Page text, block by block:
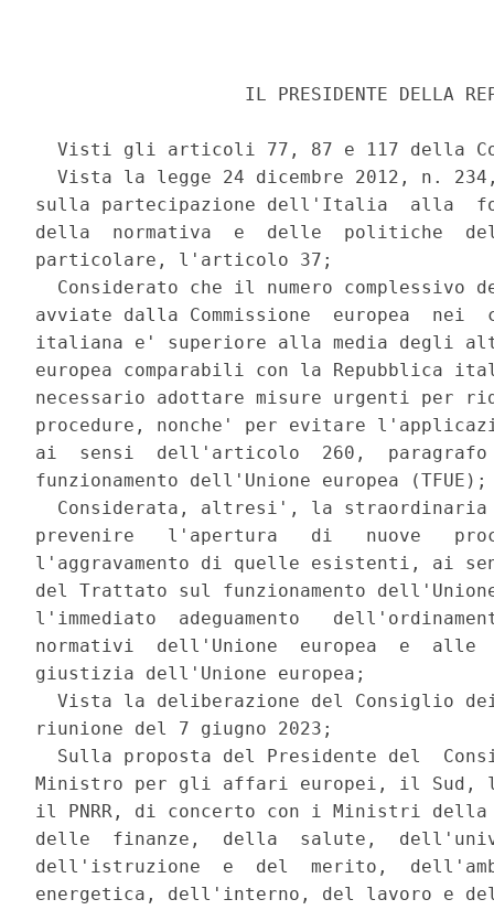
IL PRESIDENTE DELLA
Visti gli articoli 77, 87 e 117 della
Vista la legge 24 dicembre 2012, n.
sulla partecipazione dell'Italia  alla
della  normativa  e  delle  politiche
particolare, l'articolo 37;
Considerato che il numero complessivo
avviate dalla Commissione  europea
italiana e' superiore alla media degli
europea comparabili con la Repubblica
necessario adottare misure urgenti per
procedure, nonche' per evitare
ai  sensi  dell'articolo  260,
funzionamento dell'Unione europea
Considerata, altresi', la
prevenire   l'apertura   di   nuove
l'aggravamento di quelle esistenti, ai
del Trattato sul funzionamento
l'immediato  adeguamento
normativi  dell'Unione  europea  e
giustizia dell'Unione europea;
Vista la deliberazione del Consiglio
riunione del 7 giugno 2023;
Sulla proposta del Presidente del
Ministro per gli affari europei, il Sud,
il PNRR, di concerto con i Ministri
delle  finanze,  della  salute,
dell'istruzione  e  del  merito,
energetica, dell'interno, del lavoro e